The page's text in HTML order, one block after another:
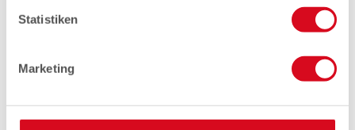
Statistiken
Marketing